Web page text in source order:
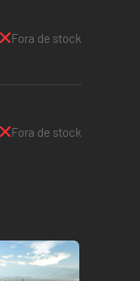
Fora de stock
Fora de stock